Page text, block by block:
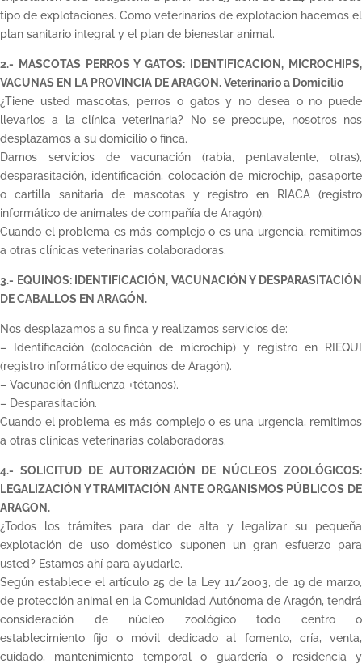
tipo de explotaciones. Como veterinarios de explotación hacemos el
plan sanitario integral y el plan de bienestar animal.
2.- MASCOTAS PERROS Y GATOS: IDENTIFICACION, MICROCHIPS,
VACUNAS EN LA PROVINCIA DE ARAGON. Veterinario a Domicilio
¿Tiene usted mascotas, perros o gatos y no desea o no puede
llevarlos a la clínica veterinaria? No se preocupe, nosotros nos
desplazamos a su domicilio o finca.
Damos servicios de vacunación (rabia, pentavalente, otras),
desparasitación, identificación, colocación de microchip, pasaporte
o cartilla sanitaria de mascotas y registro en RIACA (registro
informático de animales de compañía de Aragón).
Cuando el problema es más complejo o es una urgencia, remitimos
a otras clínicas veterinarias colaboradoras.
3.- EQUINOS: IDENTIFICACIÓN, VACUNACIÓN Y DESPARASITACIÓN
DE CABALLOS EN ARAGÓN.
Nos desplazamos a su finca y realizamos servicios de:
– Identificación (colocación de microchip) y registro en RIEQUI
(registro informático de equinos de Aragón).
– Vacunación (Influenza +tétanos).
– Desparasitación.
Cuando el problema es más complejo o es una urgencia, remitimos
a otras clínicas veterinarias colaboradoras.
4.- SOLICITUD DE AUTORIZACIÓN DE NÚCLEOS ZOOLÓGICOS:
LEGALIZACIÓN Y TRAMITACIÓN ANTE ORGANISMOS PÚBLICOS DE
ARAGON.
¿Todos los trámites para dar de alta y legalizar su pequeña
explotación de uso doméstico suponen un gran esfuerzo para
usted? Estamos ahí para ayudarle.
Según establece el artículo 25 de la Ley 11/2003, de 19 de marzo,
de protección animal en la Comunidad Autónoma de Aragón, tendrá
consideración de núcleo zoológico todo centro o
establecimiento fijo o móvil dedicado al fomento, cría, venta,
cuidado, mantenimiento temporal o guardería o residencia y